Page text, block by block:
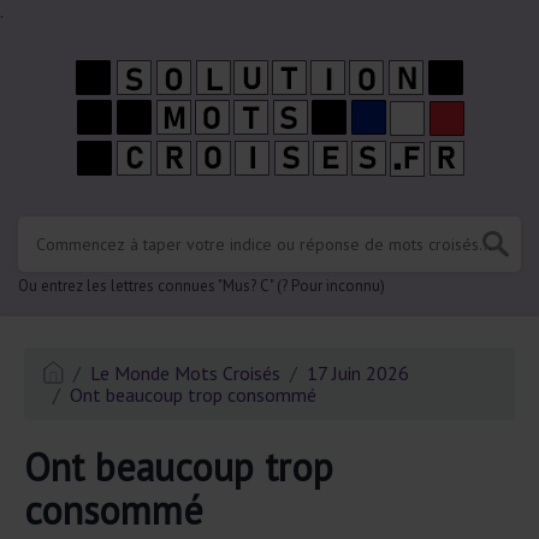
.
Ou entrez les lettres connues "Mus? C" (? Pour inconnu)
Le Monde Mots Croisés
17 Juin 2026
Ont beaucoup trop consommé
Ont beaucoup trop
consommé